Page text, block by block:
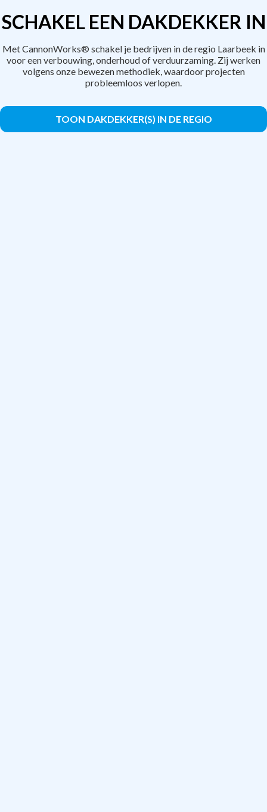
SCHAKEL EEN DAKDEKKER IN
Met CannonWorks® schakel je bedrijven in de regio Laarbeek in
voor een verbouwing, onderhoud of verduurzaming. Zij werken
volgens onze bewezen methodiek, waardoor projecten
probleemloos verlopen.
TOON DAKDEKKER(S) IN DE REGIO